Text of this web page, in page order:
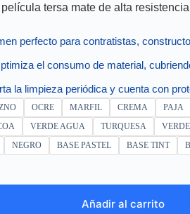
tersa mate de alta
perfecto para contratistas,
el consumo de material,
la limpieza periódica y cuenta con
OCRE MARFIL CREMA PAJA
VERDE AGUA TURQUESA
NEGRO BASE PASTEL BASE TINT
Añadir al carrito